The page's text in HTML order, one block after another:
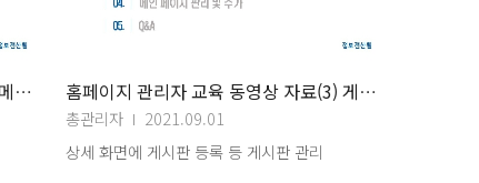
홈페이지 관리자 교육 동영상 자료(4) 메인페이지관리 홈페이지 관리자 교육 동영상 자료(3) 게시판관리
총관리자
2021.09.01
상세 화면에 게시판 등록 등 게시판 관리